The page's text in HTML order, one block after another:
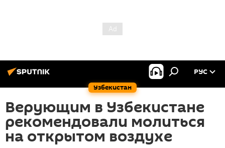
Узбекистан
РУС
Верующим в Узбекистане
рекомендовали молиться
на открытом воздухе